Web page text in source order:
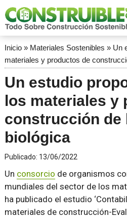
Inicio» Materiales Sostenibles » Un
materiales y productos de
Un estudio
los materiales y
construcción de
biológica
Publicado: 13/06/2022
Un consorcio de organismos
mundiales del sector de los
ha publicado el estudio
materiales de construcción-